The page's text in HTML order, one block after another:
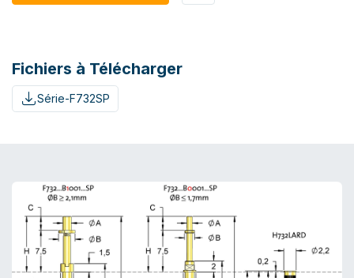
Fichiers à Télécharger
Série-F732SP